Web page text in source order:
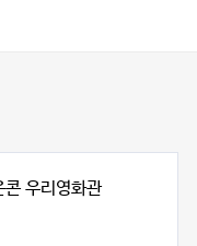
우리영화관